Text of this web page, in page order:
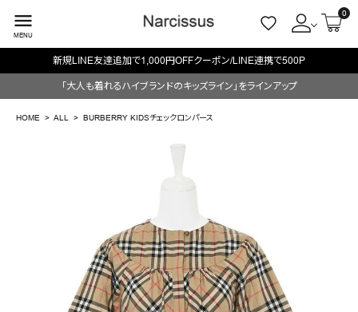
menu
MENU
0
ようこそ ゲスト 様
新規LINE友達追加で1,000円OFFクーポン/LINE連携で500P
「大人も着れるハイブランドのキッズライン」をラインアップ
HOME ALL BURBERRY KIDSチェックロンパース